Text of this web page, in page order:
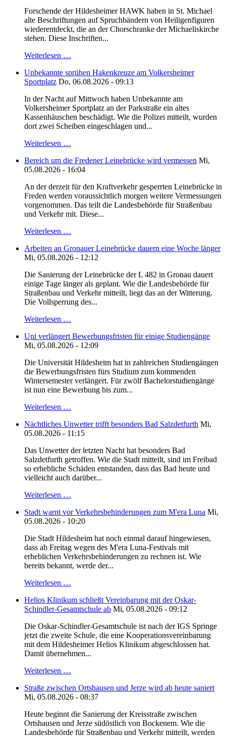
Forschende der Hildesheimer HAWK haben in St. Michael
alte Beschriftungen auf Spruchbändern von Heiligenfiguren
wiederentdeckt, die an der Chorschranke der Michaeliskirche
stehen. Diese Inschriften...
Weiterlesen …
Unbekannte sprühen Hakenkreuze am Volkersheimer
Sportplatz Do, 06.08.2026 - 09:13
In der Nacht auf Mittwoch haben Unbekannte am
Volkersheimer Sportplatz an der Parkstraße ein altes
Kassenhäuschen beschädigt. Wie die Polizei mitteilt, wurden
dort zwei Scheiben eingeschlagen und...
Weiterlesen …
Bereich um die Fredener Leinebrücke wird vermessen Mi,
05.08.2026 - 16:04
An der derzeit für den Kraftverkehr gesperrten Leinebrücke in
Freden werden voraussichtlich morgen weitere Vermessungen
vorgenommen. Das teilt die Landesbehörde für Straßenbau
und Verkehr mit. Diese...
Weiterlesen …
Arbeiten an Gronauer Leinebrücke dauern eine Woche länger
Mi, 05.08.2026 - 12:12
Die Sanierung der Leinebrücke der L 482 in Gronau dauert
einige Tage länger als geplant. Wie die Landesbehörde für
Straßenbau und Verkehr mitteilt, liegt das an der Witterung.
Die Vollsperrung des...
Weiterlesen …
Uni verlängert Bewerbungsfristen für einige Studiengänge
Mi, 05.08.2026 - 12:09
Die Universität Hildesheim hat in zahlreichen Studiengängen
die Bewerbungsfristen fürs Studium zum kommenden
Wintersemester verlängert. Für zwölf Bachelorstudiengänge
ist nun eine Bewerbung bis zum...
Weiterlesen …
Nächtliches Unwetter trifft besonders Bad Salzdetfurth Mi,
05.08.2026 - 11:15
Das Unwetter der letzten Nacht hat besonders Bad
Salzdetfurth getroffen. Wie die Stadt mitteilt, sind im Freibad
so erhebliche Schäden entstanden, dass das Bad heute und
vielleicht auch darüber...
Weiterlesen …
Stadt warnt vor Verkehrsbehinderungen zum M'era Luna Mi,
05.08.2026 - 10:20
Die Stadt Hildesheim hat noch einmal darauf hingewiesen,
dass ab Freitag wegen des M'era Luna-Festivals mit
erheblichen Verkehrsbehinderungen zu rechnen ist. Wie
bereits bekannt, werde der...
Weiterlesen …
Helios Klinikum schließt Vereinbarung mit der Oskar-
Schindler-Gesamtschule ab Mi, 05.08.2026 - 09:12
Die Oskar-Schindler-Gesamtschule ist nach der IGS Springe
jetzt die zweite Schule, die eine Kooperationsvereinbarung
mit dem Hildesheimer Helios Klinikum abgeschlossen hat.
Damit übernehmen...
Weiterlesen …
Straße zwischen Ortshausen und Jerze wird ab heute saniert
Mi, 05.08.2026 - 08:37
Heute beginnt die Sanierung der Kreisstraße zwischen
Ortshausen und Jerze südöstlich von Bockenem. Wie die
Landesbehörde für Straßenbau und Verkehr mitteilt, werden